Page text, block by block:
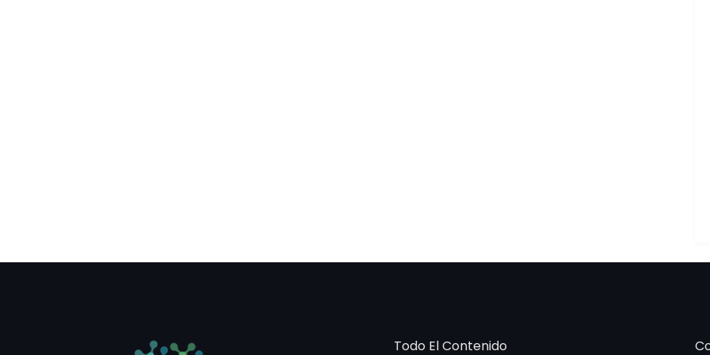
Todo El Contenido